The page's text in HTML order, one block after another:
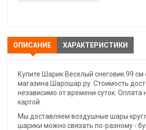
ОПИСАНИЕ ХАРАКТЕРИСТИКИ
Купите Шарик Веселый снеговик 99 см
магазина Шарошар.ру. Стоимость
независимо от времени суток. Оплата
картой.
Мы доставляем воздушные шары
шарики можно связать по-разному -